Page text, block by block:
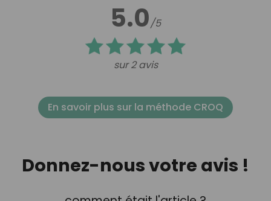
5.0/5
sur 2 avis
En savoir plus sur la méthode CROQ
Donnez-nous votre avis !